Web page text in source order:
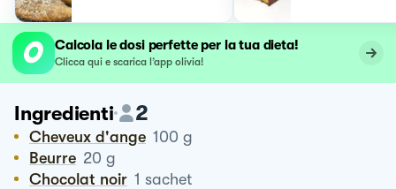
Calcola le dosi perfette per la tua dieta!
Clicca qui e scarica l’app olivia!
Ingredienti 2
Cheveux d'ange 100 g
Beurre 20 g
Chocolat noir 1 sachet